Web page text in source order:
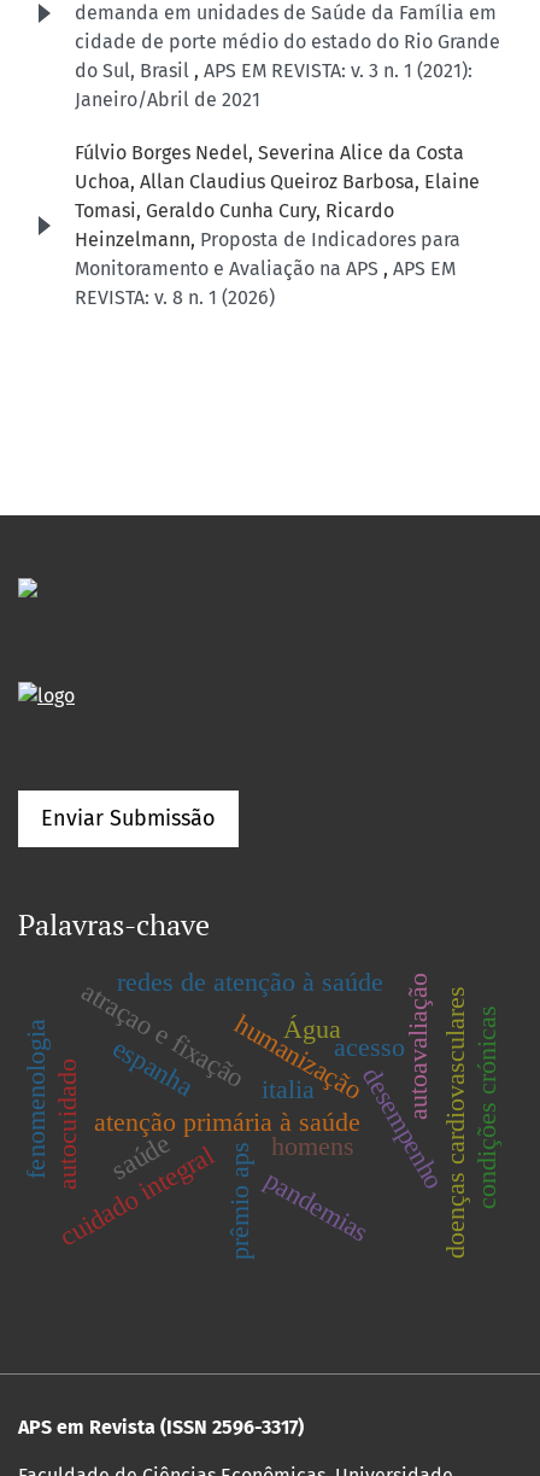
demanda em unidades de Saúde da Família em
cidade de porte médio do estado do Rio Grande
do Sul, Brasil , APS EM REVISTA: v. 3 n. 1 (2021):
Janeiro/Abril de 2021
Fúlvio Borges Nedel, Severina Alice da Costa
Uchoa, Allan Claudius Queiroz Barbosa, Elaine
Tomasi, Geraldo Cunha Cury, Ricardo
Heinzelmann, Proposta de Indicadores para
Monitoramento e Avaliação na APS , APS EM
REVISTA: v. 8 n. 1 (2026)
Enviar Submissão
Palavras-chave
atenção primária à saúde
autocuidado desempenho
humanização
fenomenologia saúde homens
autoavaliaçãodoenças cardiovasculares
Água
prêmio aps
espanha italia condições crónicas
atraçao e fixação acesso
pandemias
redes de atenção à saúde
cuidado integral
APS em Revista (ISSN 2596-3317)